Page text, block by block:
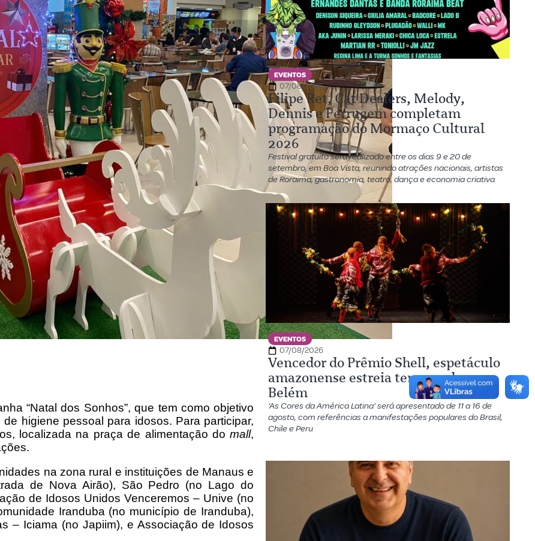
“Natal dos Sonhos”, que tem como objetivo
higiene pessoal para idosos. Para participar,
localizada na praça de alimentação domall,
na zona rural e instituições de Manaus e
de Nova Airão), São Pedro (no Lago do
de Idosos Unidos Venceremos – Unive (no
Iranduba (no município de Iranduba),
– Iciama (no Japiim), e Associação de Idosos
EVENTOS
07/08/2026
Filipe Ret, Cat Dealers, Melody,
Dennis e Ferrugem completam
programação do Mormaço Cultural
2026
Festival gratuito será realizado entre os dias 9 e 20 de
setembro, em Boa Vista, reunindo atrações nacionais, artistas
de Roraima, gastronomia, teatro, dança e economia criativa
EVENTOS
07/08/2026
Vencedor do Prêmio Shell, espetáculo
amazonense estreia temporada em
Belém
‘As Cores da América Latina’ será apresentado de 11 a 16 de
agosto, com referências a manifestações populares do Brasil,
Chile e Peru